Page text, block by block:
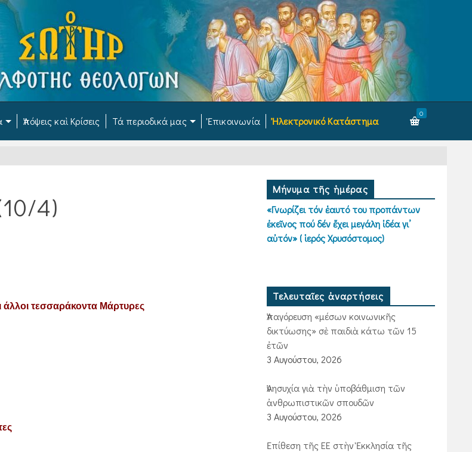
Ἀπόψεις καὶ Κρίσεις Τά περιοδικά μας Ἐπικοινωνία Ἠλεκτρονικό Κατάστημα
0
4)
άλλοι τεσσαράκοντα Μάρτυρες
Μήνυμα τῆς ἡμέρας
«Γνωρίζει τόν ἑαυτό του προπάντων
ἐκεῖνος πού δέν ἔχει μεγάλη ἰδέα γι’
αὐτόν» ( ἱερός Χρυσόστομος)
Τελευταῖες ἀναρτήσεις
Ἀπαγόρευση «μέσων κοινωνικῆς
δικτύωσης» σὲ παιδιὰ κάτω τῶν 15
ἐτῶν
3 Αυγούστου, 2026
Ἀνησυχία γιὰ τὴν ὑποβάθμιση τῶν
ἀνθρωπιστικῶν σπουδῶν
3 Αυγούστου, 2026
Ἐπίθεση τῆς ΕΕ στὴν Ἐκκλησία τῆς